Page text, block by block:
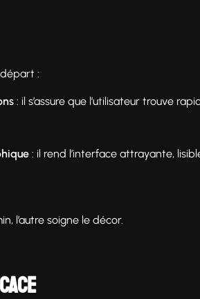
:
: il s’assure que l’utilisateur trouve
: il rend l’interface attrayante,
l’autre soigne le décor.